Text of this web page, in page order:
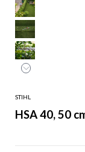
STIHL
HSA 40, 50